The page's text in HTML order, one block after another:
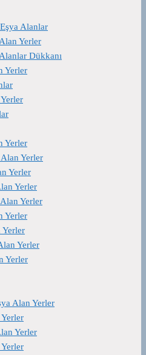
Alanlar
Yerler
Dükkanı
Yerler
Yerler
Yerler
Yerler
Yerler
Yerler
Yerler
Yerler
Yerler
Alan Yerler
Yerler